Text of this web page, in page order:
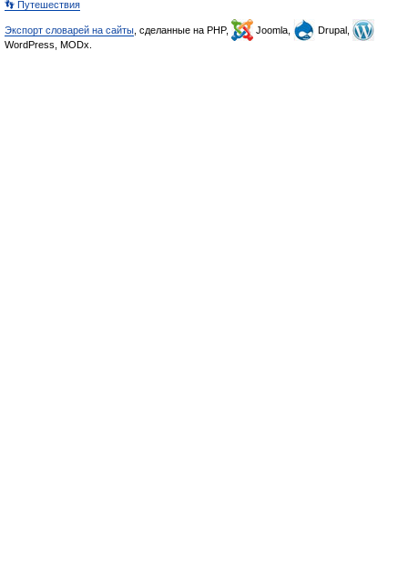
👣 Путешествия
Экспорт словарей на сайты , сделанные на PHP, Joomla,
Drupal,
WordPress, MODx.